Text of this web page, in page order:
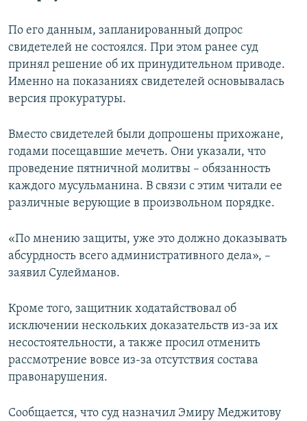
По его данным, запланированный допрос
свидетелей не состоялся. При этом ранее суд
принял решение об их принудительном приводе.
Именно на показаниях свидетелей основывалась
версия прокуратуры.
Вместо свидетелей были допрошены прихожане,
годами посещавшие мечеть. Они указали, что
проведение пятничной молитвы – обязанность
каждого мусульманина. В связи с этим читали ее
различные верующие в произвольном порядке.
«По мнению защиты, уже это должно доказывать
абсурдность всего административного дела», –
заявил Сулейманов.
Кроме того, защитник ходатайствовал об
исключении нескольких доказательств из-за их
несостоятельности, а также просил отменить
рассмотрение вовсе из-за отсутствия состава
правонарушения.
Сообщается, что суд назначил Эмиру Меджитову